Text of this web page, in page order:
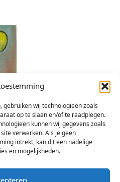
wij technologieën zoals
op te slaan en/of te raadplegen.
kunnen wij gegevens zoals
verwerken. Als je geen
intrekt, kan dit een nadelige
en mogelijkheden.